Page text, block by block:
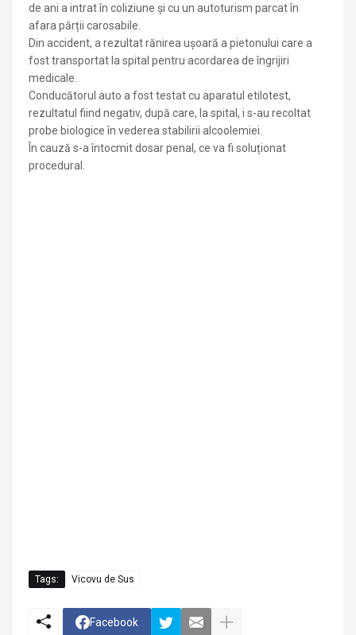
de ani a intrat în coliziune și cu un autoturism parcat în
afara părții carosabile.
Din accident, a rezultat rănirea ușoară a pietonului care a
fost transportat la spital pentru acordarea de îngrijiri
medicale.
Conducătorul auto a fost testat cu aparatul etilotest,
rezultatul fiind negativ, după care, la spital, i s-au recoltat
probe biologice în vederea stabilirii alcoolemiei.
În cauză s-a întocmit dosar penal, ce va fi soluționat
procedural.
Tags: Vicovu de Sus
Facebook